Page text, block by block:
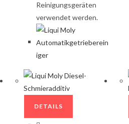
Reinigungsgeräten
verwendet werden.
DETAILS